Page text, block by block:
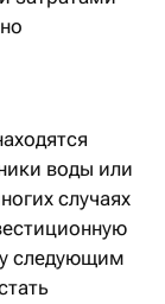
воды или
случаях
следующим